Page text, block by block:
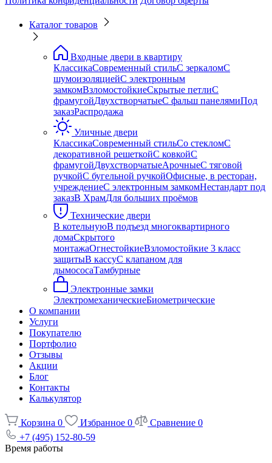
Каталог товаров
Входные двери в квартиру
КлассикаСовременный стильС зеркаломС
шумоизоляциейС электронным
замкомВзломостойкиеСкрытые петлиС
фрамугойДвухстворчатыеС фальш панелямиПод
заказРаспродажа
Уличные двери
КлассикаСовременный стильСо стекломС
декоративной решеткойС ковкойС
фрамугойДвухстворчатыеАрочныеС тяговой
ручкойС бугельной ручкойОфисные, в ресторан,
учреждениеС электронным замкомНестандарт под
заказВ ХрамДля больших проёмов
Технические двери
В котельнуюВ подъезд многоквартирного
домаСкрытого
монтажаОгнестойкиеВзломостойкие 3 класс
защитыВ кассуС клапаном для
дымососаТамбурные
Электронные замки
ЭлектромеханическиеБиометрические
О компании
Услуги
Покупателю
Портфолио
Отзывы
Акции
Блог
Контакты
Калькулятор
Корзина 0 Избранное 0 Сравнение 0
+7 (495) 152-80-59
Время работы